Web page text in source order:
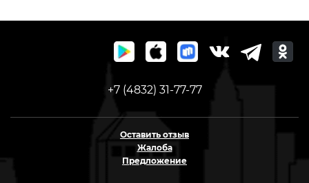
+7 (4832) 31-77-77
Оставить отзыв
Жалоба
Предложение